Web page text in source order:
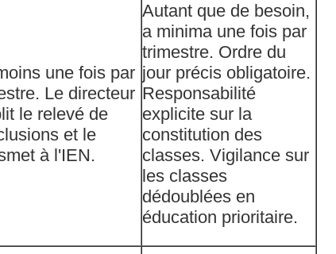
une fois par
Le directeur
le relevé de
et le
à l'IEN.
Autant que de besoin,
a minima une fois par
trimestre. Ordre du
jour précis obligatoire.
Responsabilité
explicite sur la
constitution des
classes. Vigilance sur
les classes
dédoublées en
éducation prioritaire.